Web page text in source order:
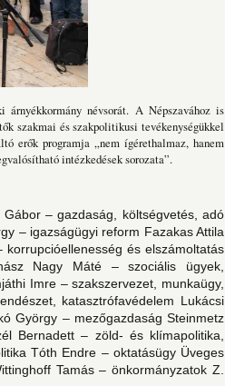
névsorát. A Népszavához is
szakmai és szakpolitikusi tevékenységükkel
erők programja „nem ígérethalmaz, hanem
intézkedések sorozata”.
– gazdaság, költségvetés, adó
– igazságügyi reform Fazakas Attila
és elszámoltatás
Nagy Máté – szociális ügyek,
Imre – szakszervezet, munkaügy,
katasztrófavédelem Lukácsi
György – mezőgazdaság Steinmetz
Bernadett – zöld- és klímapolitika,
Tóth Endre – oktatásügy Üveges
Tamás – önkormányzatok Z.